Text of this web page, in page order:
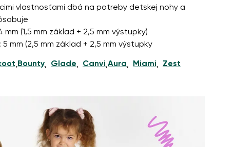
vlastnosťami dbá na potreby detskej nohy a
mm (1,5 mm základ + 2,5 mm výstupky)
5 mm (2,5 mm základ + 2,5 mm výstupky
, Bounty, Glade, Canvi,Aura, Miami, Zest